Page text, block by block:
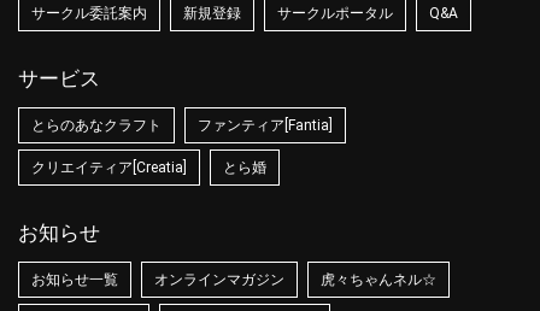
サークル委託案内 新規登録 サークルポータル Q&A
サービス
とらのあなクラフト ファンティア[Fantia]
クリエイティア[Creatia] とら婚
お知らせ
お知らせ一覧 オンラインマガジン 虎々ちゃんネル☆